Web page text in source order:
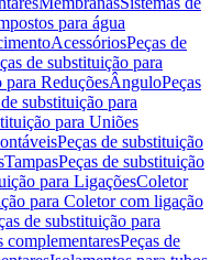
para água
AcessóriosPeças de
de substituição para
para ReduçõesÂnguloPeças
substituição para
para Uniões
Peças de substituição
TampasPeças de substituição
para LigaçõesColetor
para Coletor com ligação
de substituição para
complementaresPeças de